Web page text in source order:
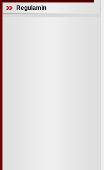
Regulamin